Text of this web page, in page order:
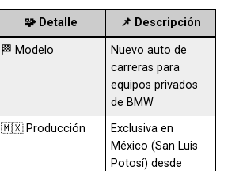
🧩 Detalle 📌 Descripción
🏁 Modelo
Nuevo auto de
carreras para
equipos privados
de BMW
🇲🇽 Producción
Exclusiva en
México (San Luis
Potosí) desde